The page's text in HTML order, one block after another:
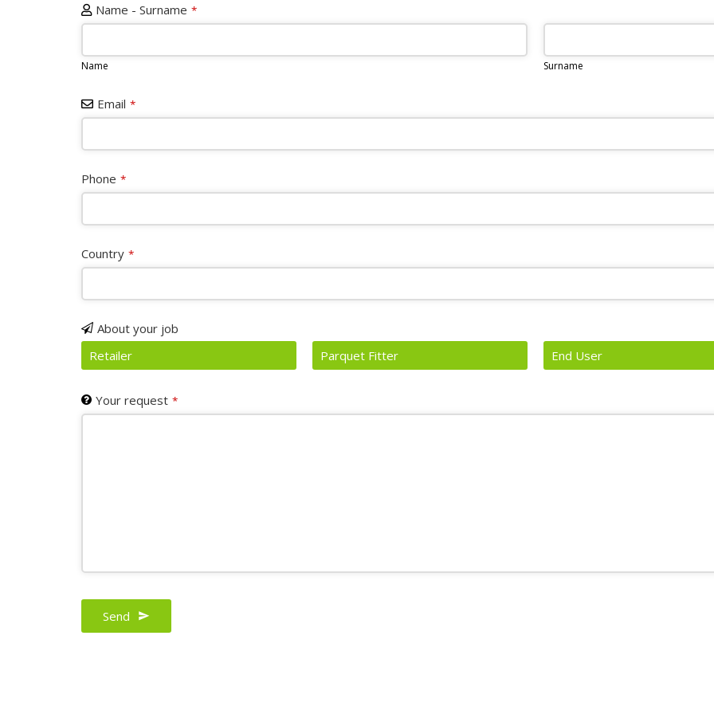
Website
URL
Name - Surname *
Name Surname
Email *
Phone *
Country *
About your job
Retailer
Parquet Fitter End User
Your request *
Send